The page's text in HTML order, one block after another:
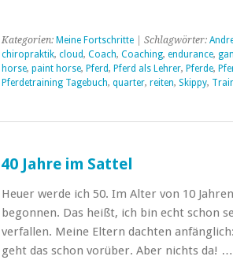
Kategorien: Meine Fortschritte| Schlagwörter:
chiropraktik, cloud, Coach, Coaching, endurance,
horse, paint horse, Pferd, Pferd als Lehrer, Pferde,
Pferdetraining Tagebuch, quarter, reiten, Skippy,
40 Jahre im Sattel
Heuer werde ich 50. Im Alter von 10
begonnen. Das heißt, ich bin echt schon
verfallen. Meine Eltern dachten
geht das schon vorüber. Aber nichts da! …